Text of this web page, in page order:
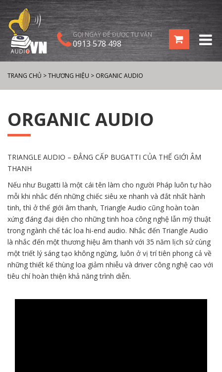
GỌI NGAY ĐỂ ĐƯỢC TƯ VẤN
0913 578 498
TRANG CHỦ >THƯƠNG HIỆU > ORGANIC AUDIO
ORGANIC AUDIO
TRIANGLE AUDIO – ĐẲNG CẤP BUGATTI CỦA THẾ GIỚI ÂM
THANH
Nếu như Bugatti là một cái tên làm cho người Pháp luôn tự hào
mỗi khi nhắc đến những chiếc siêu xe nhanh và đắt nhất hành
tinh, thì ở thế giới âm thanh, Triangle Audio cũng hoàn toàn
xứng đáng đại diện cho những tinh hoa công nghệ lẫn mỹ thuật
trong ngành chế tác loa hi-end audio. Nhắc đến Triangle Audio
là nhắc đến một thương hiệu âm thanh với 35 năm lịch sử cùng
một triết lý sáng tạo không ngừng, luôn ở vị trí tiên phong cả về
những thiết kế thùng loa giảm nhiễu và driver công nghệ cao với
tiêu chí hoàn thiện khả năng trình diễn.